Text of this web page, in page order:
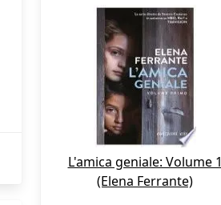
L'amica geniale: Volume 1
(Elena Ferrante)